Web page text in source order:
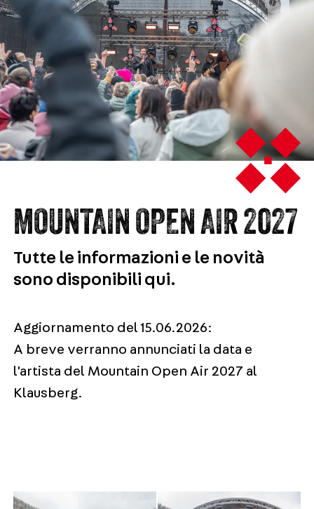
MOUNTAIN OPEN AIR 2027
Tutte le informazioni e le novità
sono disponibili qui.
Aggiornamento del 15.06.2026:
A breve verranno annunciati la data e
l'artista del Mountain Open Air 2027 al
Klausberg.